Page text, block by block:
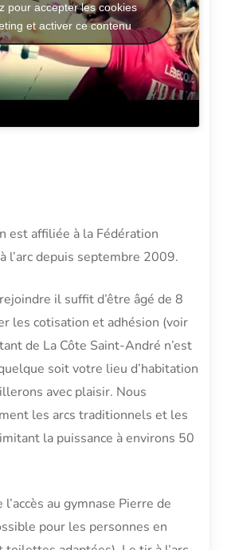
pour accepter les cookies
et activer ce contenu
est affiliée à la Fédération
l’arc depuis septembre 2009.
il suffit d’être âgé de 8
les cotisation et adhésion (voir
de La Côte Saint-André n’est
soit votre lieu d’habitation
avec plaisir. Nous
les arcs traditionnels et les
la puissance à environs 50
au gymnase Pierre de
pour les personnes en